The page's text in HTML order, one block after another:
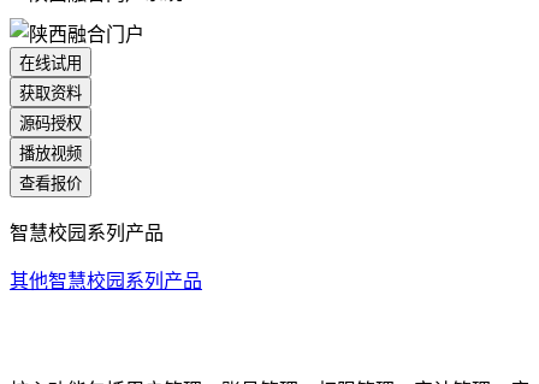
在线试用
获取资料
源码授权
播放视频
查看报价
智慧校园系列产品
其他智慧校园系列产品